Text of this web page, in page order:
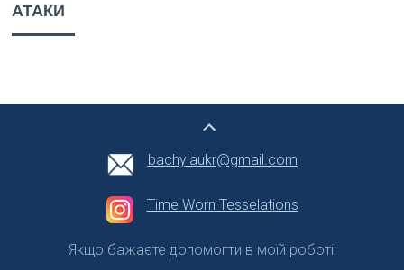
АТАКИ
bachylaukr@gmail.com
Time Worn Tesselations
Якщо бажаєте допомогти в моїй роботі: